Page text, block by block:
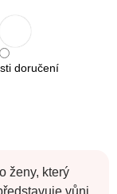
doručení
ženy, který